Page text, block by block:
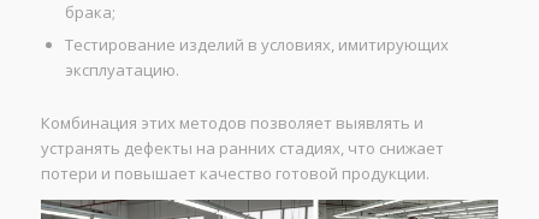
брака;
Тестирование изделий в условиях, имитирующих
эксплуатацию.
Комбинация этих методов позволяет выявлять и
устранять дефекты на ранних стадиях, что снижает
потери и повышает качество готовой продукции.